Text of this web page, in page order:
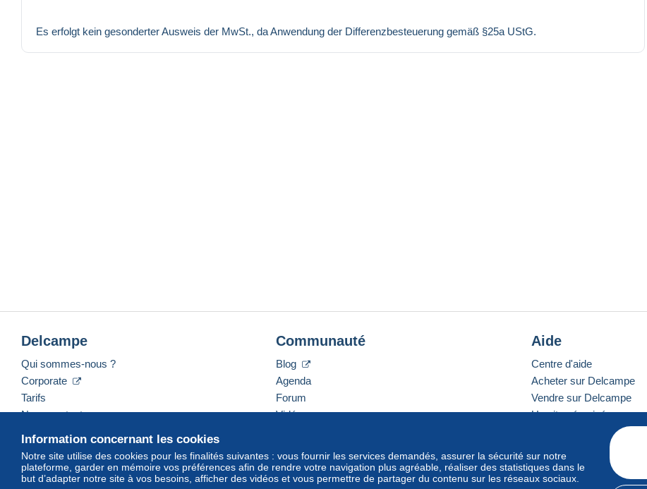
Es erfolgt kein gesonderter Ausweis der MwSt., da Anwendung der Differenzbesteuerung gemäß §25a UStG.
Information concernant les cookies
Notre site utilise des cookies pour les finalités suivantes : vous fournir les services demandés, assurer la sécurité sur notre
plateforme, garder en mémoire vos préférences afin de rendre votre navigation plus agréable, réaliser des statistiques dans le
but d’adapter notre site à vos besoins, afficher des vidéos et vous permettre de partager du contenu sur les réseaux sociaux.
Delcampe
Qui sommes-nous ?
Corporate
Tarifs
Nous contacter
Communauté
Blog
Agenda
Forum
Vidéos
Aide
Centre d'aide
Acheter sur Delcampe
Vendre sur Delcampe
Un site sécurisé
Français USD America/Indiana/Vevay Mode standard